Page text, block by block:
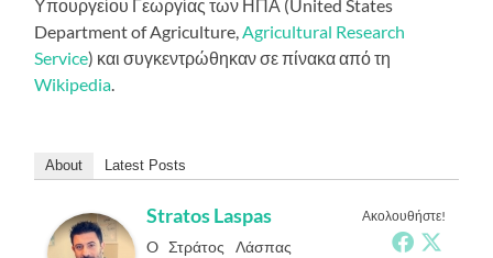
Υπουργείου Γεωργίας των ΗΠΑ (United States
Department of Agriculture, Agricultural Research
Service) και συγκεντρώθηκαν σε πίνακα από τη
Wikipedia
About Latest Posts
Ακολουθήστε!
Stratos Laspas
O Στράτος Λάσπας